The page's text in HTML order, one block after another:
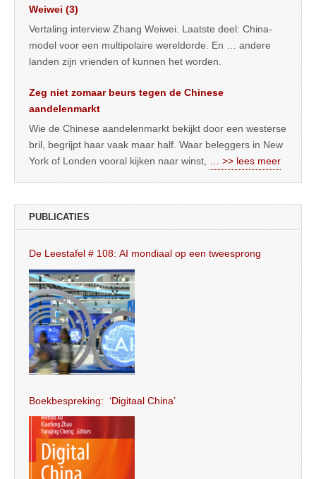
Weiwei (3)
Vertaling interview Zhang Weiwei. Laatste deel: China-
model voor een multipolaire wereldorde. En … andere
landen zijn vrienden of kunnen het worden.
Zeg niet zomaar beurs tegen de Chinese
aandelenmarkt
Wie de Chinese aandelenmarkt bekijkt door een westerse
bril, begrijpt haar vaak maar half. Waar beleggers in New
York of Londen vooral kijken naar winst,
… >> lees meer
PUBLICATIES
De Leestafel # 108: AI mondiaal op een tweesprong
Boekbespreking: ‘Digitaal China’